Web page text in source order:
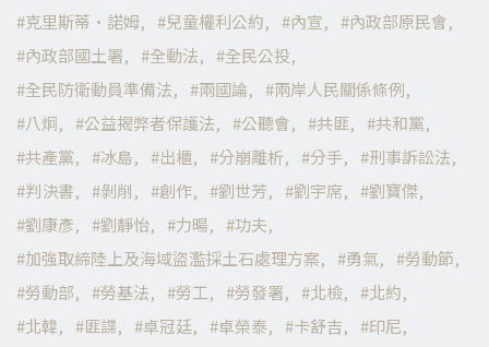
克里斯蒂·諾姆
兒童權利公約 內宣
內政部原民會
內政部國土署
全動法
全民公投
全民防衛動員準備法
兩國論
兩岸人民關係條例
八炯
公益揭弊者保護法 公聽會 共匪
共和黨
共產黨
冰島 出櫃 分崩離析 分手
刑事訴訟法
判決書
剝削 創作 劉世芳 劉宇席
劉寶傑
劉康彥
劉靜怡 力暘
功夫
加強取締陸上及海域盜濫採土石處理方案
勇氣
勞動節
勞動部
勞基法 勞工 勞發署 北檢
北約
北韓
匪諜 卓冠廷 卓榮泰 卡舒吉
印尼